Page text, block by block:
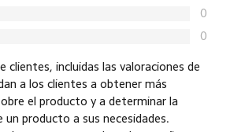
0
0
clientes, incluidas las valoraciones de
a los clientes a obtener más
el producto y a determinar la
un producto a sus necesidades.